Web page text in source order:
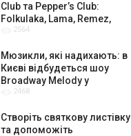
Club та Pepper’s Club:
Folkulaka, Lama, Remez,
вар’єте «Рояль» і триб’ют-
2564
Мюзикли, які надихають: в
Києві відбудеться шоу
Broadway Melody у
виконанні юних артистів
2468
Створіть святкову листівку
та допоможіть